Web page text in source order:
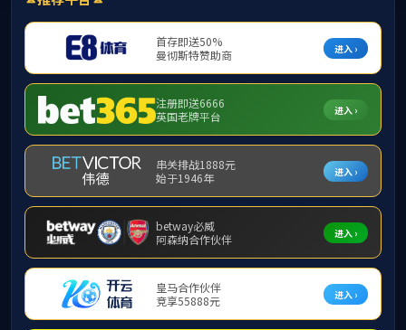
提示：访问地址无效，321/http:/294找不到对应的栏目！
首页 关闭此页